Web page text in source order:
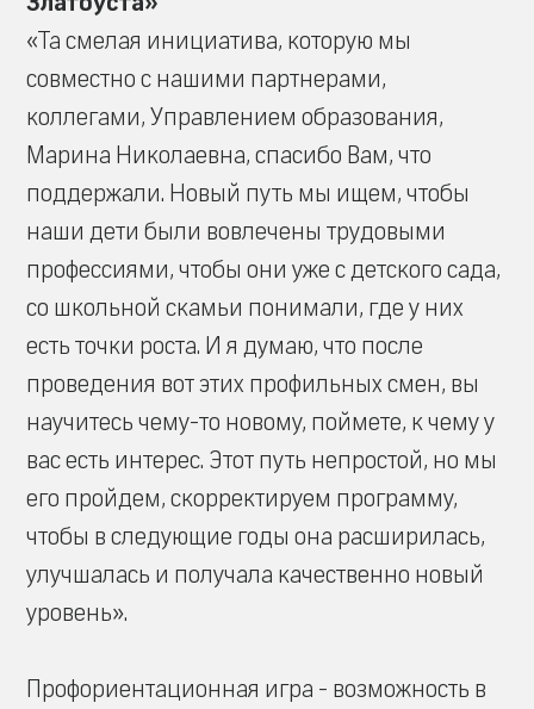
«Та смелая инициатива, которую мы
совместно с нашими партнерами,
коллегами, Управлением образования,
Марина Николаевна, спасибо Вам, что
поддержали. Новый путь мы ищем, чтобы
наши дети были вовлечены трудовыми
профессиями, чтобы они уже с детского сада,
со школьной скамьи понимали, где у них
есть точки роста. И я думаю, что после
проведения вот этих профильных смен, вы
научитесь чему-то новому, поймете, к чему у
вас есть интерес. Этот путь непростой, но мы
его пройдем, скорректируем программу,
чтобы в следующие годы она расширилась,
улучшалась и получала качественно новый
уровень».
Профориентационная игра - возможность в